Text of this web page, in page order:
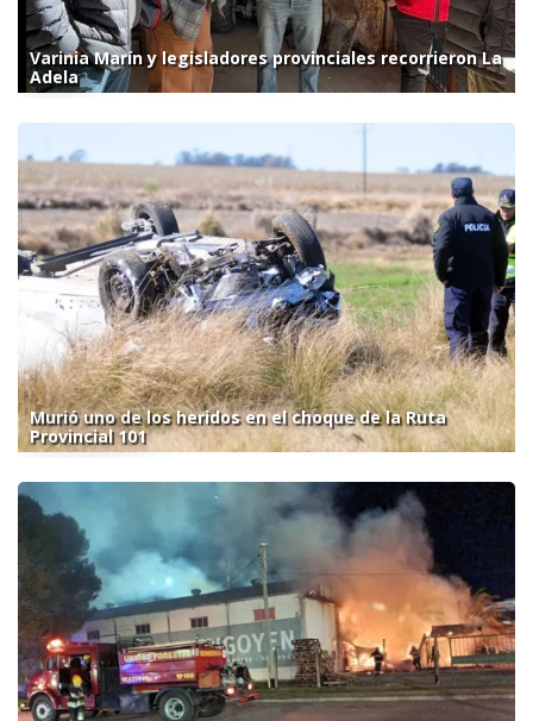
Varinia Marín y legisladores provinciales recorrieron La
Adela
Murió uno de los heridos en el choque de la Ruta
Provincial 101